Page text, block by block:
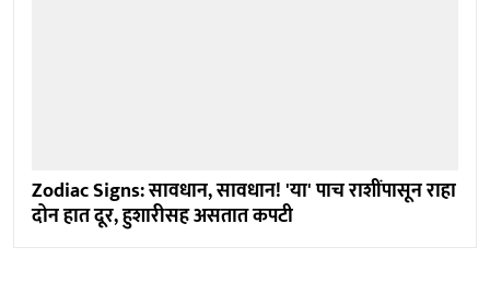
Zodiac Signs: सावधान, सावधान! 'या' पाच राशींपासून राहा
दोन हात दूर, हुशारीसह असतात कपटी